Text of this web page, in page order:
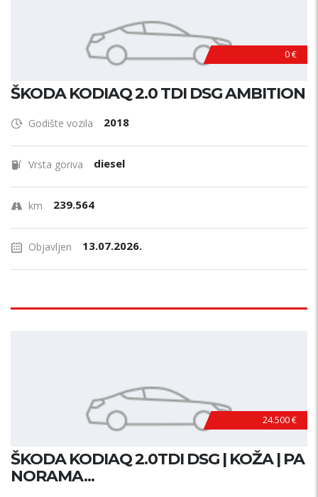
0 €
ŠKODA KODIAQ 2.0 TDI DSG AMBITION
Godište vozila 2018
Vrsta goriva diesel
km 239.564
Objavljen 13.07.2026.
24.500 €
ŠKODA KODIAQ 2.0TDI DSG | KOŽA | PA
NORAMA...